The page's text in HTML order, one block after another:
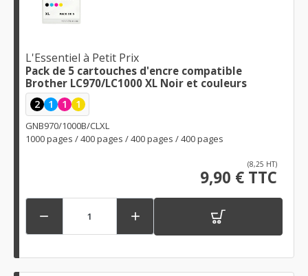
L'Essentiel à Petit Prix
Pack de 5 cartouches d'encre compatible
Brother LC970/LC1000 XL Noir et couleurs
2 1 1 1
GNB970/1000B/CLXL
1000 pages / 400 pages / 400 pages / 400 pages
(8,25 HT)
9,90 € TTC
 